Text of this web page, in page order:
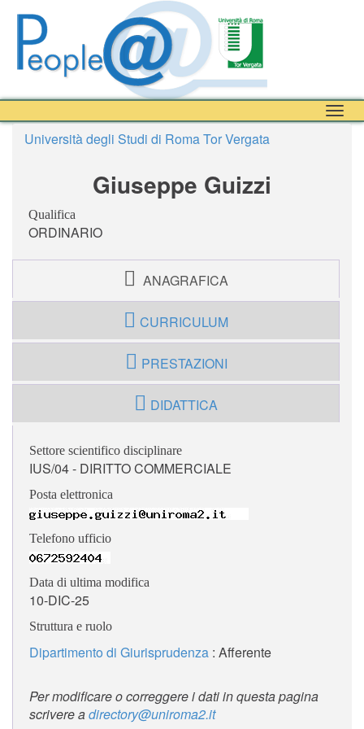
Università degli Studi di Roma Tor Vergata
Giuseppe Guizzi
Qualifica
ORDINARIO
ANAGRAFICA
CURRICULUM
PRESTAZIONI
DIDATTICA
Settore scientifico disciplinare
IUS/04 - DIRITTO COMMERCIALE
Posta elettronica
Telefono ufficio
Data di ultima modifica
10-DIC-25
Struttura e ruolo
Dipartimento di Giurisprudenza : Afferente
Per modificare o correggere i dati in questa pagina
scrivere adirectory@uniroma2.it